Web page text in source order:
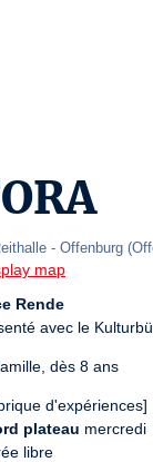
- Offenburg (
map
Rende
avec le
dès 8 ans
plateau mercredi
libre